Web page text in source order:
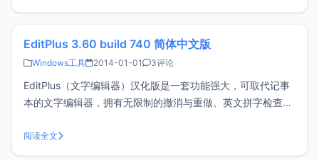
首先你得拥有一个Dropbox账户，点击这里注册2、
EditPlus 3.60 build 740 简体中文版
Windows工具 2014-01-01 3评论
EditPlus（文字编辑器）汉化版是一套功能强大，可取代记事
本的文字编辑器，拥有无限制的撤消与重做、英文拼字检查、
览功能。<br/ > EditPlus主要特点:1．默认支持HTML、
CSS、PHP、ASP、Perl、C/C++、J
阅读全文